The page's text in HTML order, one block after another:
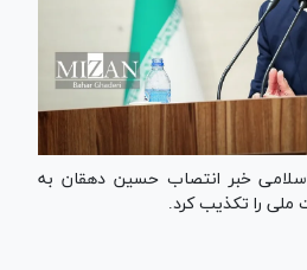
خبر انتصاب حسین دهقان به
ملی را تکذیب کرد.